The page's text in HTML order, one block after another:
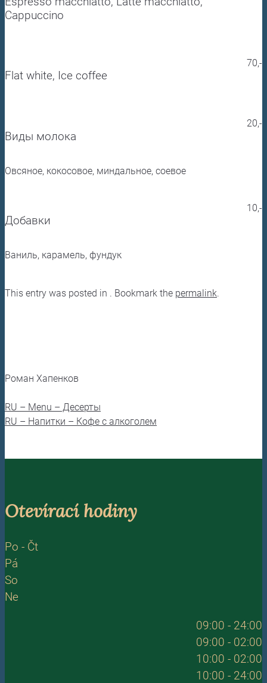
Cappuccino
Flat white, Ice coffee
70,-
Виды молока
20,-
Овсяное, кокосовое, миндальное, соевое
Добавки
10,-
Ваниль, карамель, фундук
This entry was posted in . Bookmark the permalink.
Роман Хапенков
RU – Menu – Десерты
RU – Напитки – Кофе с алкоголем
Otevírací hodiny
Po - Čt
Pá
So
Ne
09:00 - 24:00
09:00 - 02:00
10:00 - 02:00
10:00 - 24:00